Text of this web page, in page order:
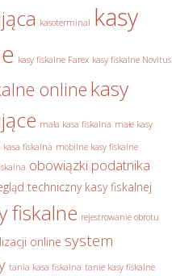
kasoterminal kasy
kasy fiskalne Farex kasy fiskalne Novitus
online kasy
mała kasa fiskalna małe kasy
fiskalna mobilne kasy fiskalne
obowiązki podatnika
techniczny kasy fiskalnej
fiskalne rejestrowanie obrotu
online system
tania kasa fiskalna tanie kasy fiskalne